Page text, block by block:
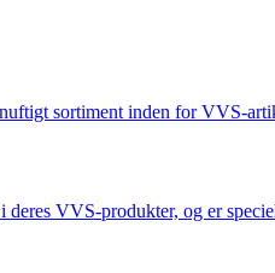
sortiment inden for VVS-
VVS-produkter, og er